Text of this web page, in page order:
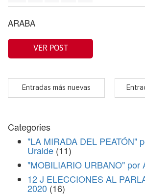
ARABA
VER POST
Entradas más nuevas
Categories
"LA MIRADA DEL PEATÓN"
Uralde (11)
"MOBILIARIO URBANO" por
12 J ELECCIONES AL
2020 (16)